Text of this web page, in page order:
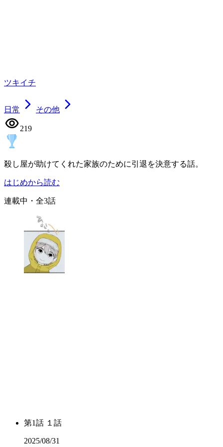
ツキイチ
日常 その他
219
殺し屋が助けてくれた家族のために引退を決意する話。
はじめから読む
連載中 ・全3話
第1話 １話
2025/08/31